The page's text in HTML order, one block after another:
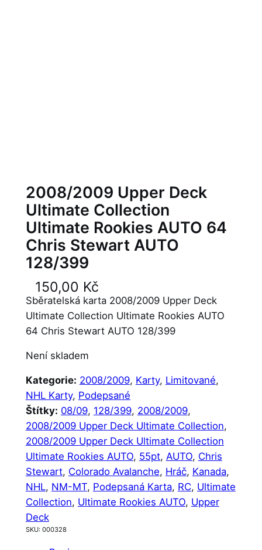
2008/2009 Upper Deck
Ultimate Collection
Ultimate Rookies AUTO 64
Chris Stewart AUTO
128/399
150,00 Kč
Sběratelská karta 2008/2009 Upper Deck
Ultimate Collection Ultimate Rookies AUTO
64 Chris Stewart AUTO 128/399
Není skladem
Kategorie: 2008/2009, Karty, Limitované
NHL Karty, Podepsané
Štítky: 08/09, 128/399, 2008/2009
2008/2009 Upper Deck Ultimate Collection
2008/2009 Upper Deck Ultimate Collection
Ultimate Rookies AUTO, 55pt, AUTO, Chris
Stewart, Colorado Avalanche, Hráč, Kanada
NHL, NM-MT, Podepsaná Karta, RC, Ultimate
Collection, Ultimate Rookies AUTO, Upper
Deck
SKU: 000328